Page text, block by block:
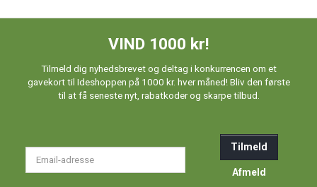
VIND 1000 kr!
Tilmeld dig nyhedsbrevet og deltag i konkurrencen om et
gavekort til Ideshoppen på 1000 kr. hver måned! Bliv den første
til at få seneste nyt, rabatkoder og skarpe tilbud.
Tilmeld
Afmeld